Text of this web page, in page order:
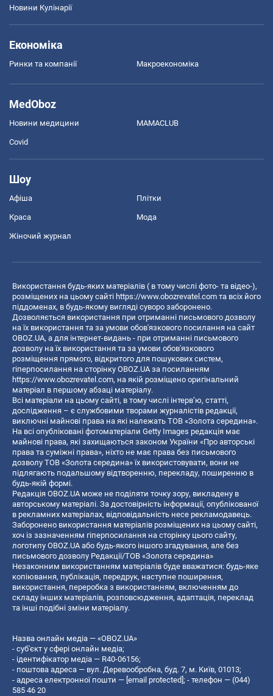
Новини Кулінарії
Економіка
Ринки та компанії Макроекономіка
MedOboz
Новини медицини MAMACLUB
Covid
Шоу
Афіша Плітки
Краса Мода
Жіночий журнал
Використання будь-яких матеріалів ( в тому числі фото- та відео-),
розміщених на цьому сайті https://www.obozrevatel.com та всіх його
піддоменах, в будь-якому вигляді суворо заборонено.
Дозволяється використання при отриманні письмового дозволу
на їх використання та за умови обов'язкового посилання на сайт
OBOZ.UA, а для інтернет-видань - при отриманні письмового
дозволу на їх використання та за умови обов'язкового
розміщення прямого, відкритого для пошукових систем,
гіперпосилання на сторінку OBOZ.UA за посиланням
https://www.obozrevatel.com, на якій розміщено оригінальний
матеріал в першому абзаці матеріалу.
Всі матеріали на цьому сайті, в тому числі інтерв’ю, статті,
дослідження – є службовими творами журналістів редакції,
виключні майнові права на які належать ТОВ «Золота середина».
На всі опубліковані фотоматеріали Getty Images редакція має
майнові права, які захищаються законом України «Про авторські
права та суміжні права», ніхто не має права без письмового
дозволу ТОВ «Золота середина» їх використовувати, вони не
підлягають подальшому відтворенню, перекладу, поширенню в
будь-якій формі.
Редакція OBOZ.UA може не поділяти точку зору, викладену в
авторському матеріалі. За достовірність інформації, опублікованої
в рекламних матеріалах, відповідальність несе рекламодавець.
Заборонено використання матеріалів розміщених на цьому сайті,
хоч із зазначенням гіперпосилання на сторінку цього сайту,
логотипу OBOZ.UA або будь-якого іншого згадування, але без
письмового дозволу Редакції/ТОВ «Золота середина»
Незаконним використанням матеріалів буде вважатися: будь-яке
копiювання, публiкацiя, передрук, наступне поширення,
використання, переробка з використанням, включенням до
складу інших матеріалів, розповсюдження, адаптація, переклад
та інші подібні зміни матеріалу.
Назва онлайн медіа — «OBOZ.UA»
- суб'єкт у сфері онлайн медіа;
- ідентифікатор медіа — R40-06156;
- поштова адреса — вул. Деревообробна, буд. 7, м. Київ, 01013;
- адреса електронної пошти — [email protected] ; - телефон — (044)
585 46 20